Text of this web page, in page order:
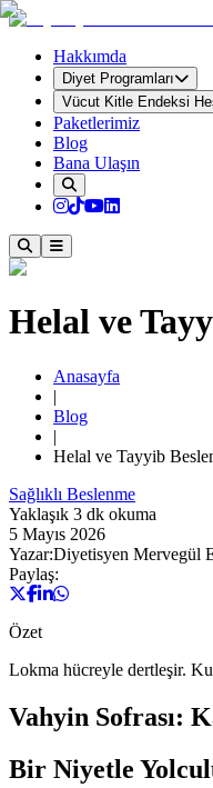
Hakkımda
Diyet Programları
Vücut Kitle Endeksi
Paketlerimiz
Blog
Bana Ulaşın
Helal ve
Anasayfa
|
Blog
|
Helal ve Tayyib
Sağlıklı Beslenme
Yaklaşık 3 dk okuma
5 Mayıs 2026
Yazar:Diyetisyen Mervegül
Paylaş:
Özet
Lokma hücreyle dertleşir.
Vahyin Sofrası:
Bir Niyetle